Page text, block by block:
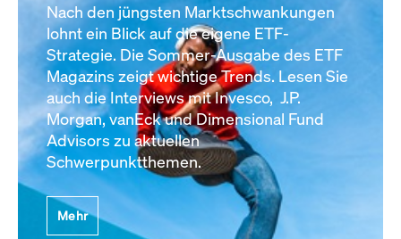
Nach den jüngsten Marktschwankungen
lohnt ein Blick auf die eigene ETF-
Strategie. Die Sommer-Ausgabe des ETF
Magazins zeigt wichtige Trends. Lesen Sie
auch die Interviews mit Invesco, J.P.
Morgan, vanEck und Dimensional Fund
Advisors zu aktuellen
Schwerpunktthemen.
Mehr